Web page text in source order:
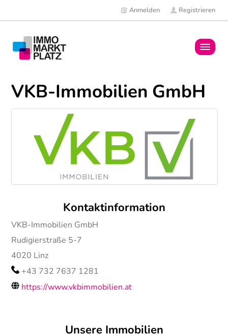
Anmelden Registrieren
Mitglieder
News
VKB-Immobilien GmbH
Kontaktinformation
VKB-Immobilien GmbH
Rudigierstraße 5-7
4020 Linz
+43 732 7637 1281
https://www.vkbimmobilien.at
Unsere Immobilien